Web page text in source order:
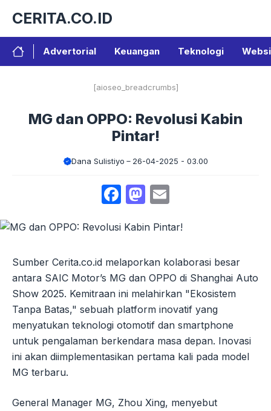
isi
CERITA.CO.ID
Advertorial Keuangan Teknologi
[aioseo_breadcrumbs]
MG dan OPPO: Revolusi Kabin
Pintar!
Dana Sulistiyo 26-04-2025 - 03.00
Facebook
Mastodon
Sumber Cerita.co.id melaporkan kolaborasi besar
antara SAIC Motor’s MG dan OPPO di Shanghai Auto
Show 2025. Kemitraan ini melahirkan "Ekosistem
Tanpa Batas," sebuah platform inovatif yang
menyatukan teknologi otomotif dan smartphone
untuk pengalaman berkendara masa depan. Inovasi
ini akan diimplementasikan pertama kali pada model
MG terbaru.
General Manager MG, Zhou Xing, menyebut